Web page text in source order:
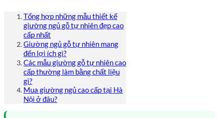
Tổng hợp những mẫu thiết kế
giường ngủ gỗ tự nhiên đẹp cao
cấp nhất
Giường ngủ gỗ tự nhiên mang
đến lợi ích gì?
Các mẫu giường gỗ tự nhiên cao
cấp thường làm bằng chất liệu
gì?
Mua giường ngủ cao cấp tại Hà
Nội ở đâu?